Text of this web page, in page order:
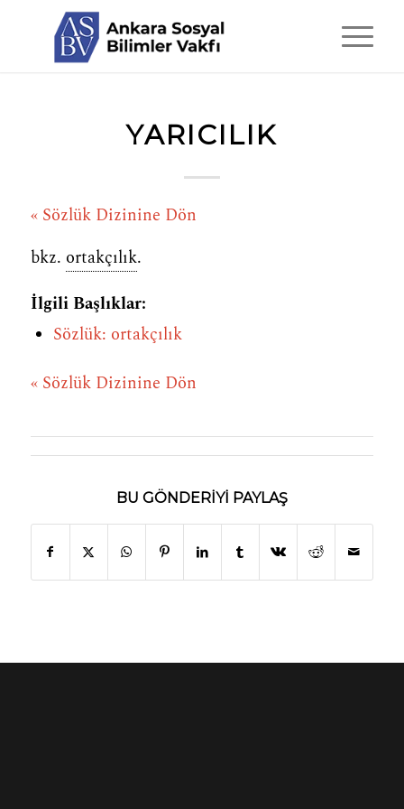
YARICILIK
« Sözlük Dizinine Dön
bkz. ortakçılık.
İlgili Başlıklar:
Sözlük: ortakçılık
« Sözlük Dizinine Dön
BU GÖNDERIYI PAYLAŞ